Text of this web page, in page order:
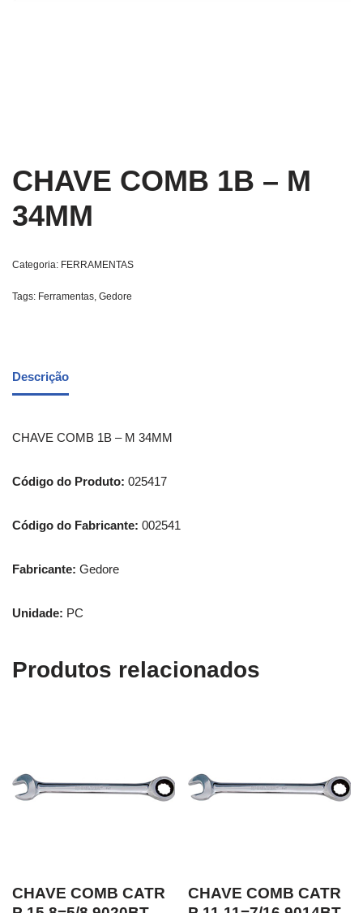
CHAVE COMB 1B – M
34MM
Categoria: FERRAMENTAS
Tags: Ferramentas Gedore
Descrição
CHAVE COMB 1B – M 34MM
Código do Produto: 025417
Código do Fabricante: 002541
Fabricante: Gedore
Unidade: PC
Produtos relacionados
CHAVE COMB CATR
CHAVE COMB CATR